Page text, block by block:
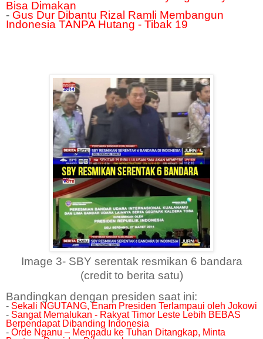
Bisa Dimakan
- Gus Dur Dibantu Rizal Ramli Membangun
Indonesia TANPA Hutang - Tibak 19
Image 3- SBY serentak resmikan 6 bandara
(credit to berita satu)
Bandingkan dengan presiden saat ini:
- Sekali NGUTANG, Enam Presiden Terlampaui oleh Jokowi
- Sangat Memalukan - Rakyat Timor Leste Lebih BEBAS
Berpendapat Dibanding Indonesia
- Orde Nganu – Mengadu ke Tuhan Ditangkap, Minta